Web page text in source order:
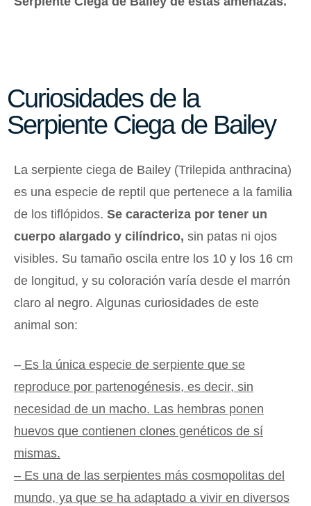
Curiosidades de la
Serpiente Ciega de Bailey
La serpiente ciega de Bailey (Trilepida anthracina)
es una especie de reptil que pertenece a la familia
de los tiflópidos. Se caracteriza por tener un
cuerpo alargado y cilíndrico, sin patas ni ojos
visibles. Su tamaño oscila entre los 10 y los 16 cm
de longitud, y su coloración varía desde el marrón
claro al negro. Algunas curiosidades de este
animal son:
– Es la única especie de serpiente que se
reproduce por partenogénesis, es decir, sin
necesidad de un macho. Las hembras ponen
huevos que contienen clones genéticos de sí
mismas.
– Es una de las serpientes más cosmopolitas del
mundo, ya que se ha adaptado a vivir en diversos